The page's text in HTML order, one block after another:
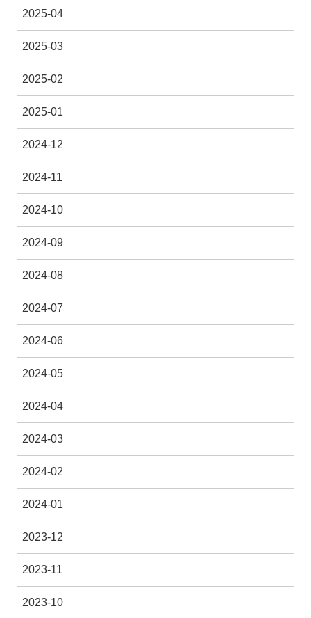
2025-04
2025-03
2025-02
2025-01
2024-12
2024-11
2024-10
2024-09
2024-08
2024-07
2024-06
2024-05
2024-04
2024-03
2024-02
2024-01
2023-12
2023-11
2023-10